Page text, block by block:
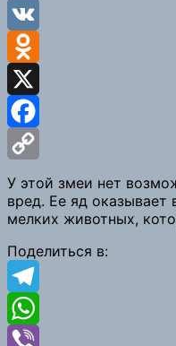
Viber
VK
Odnoklassniki
X
Facebook
Copy
Link
У этой змеи нет
вред. Ее яд оказывает
мелких животных,
Поделиться в:
Telegram
WhatsApp